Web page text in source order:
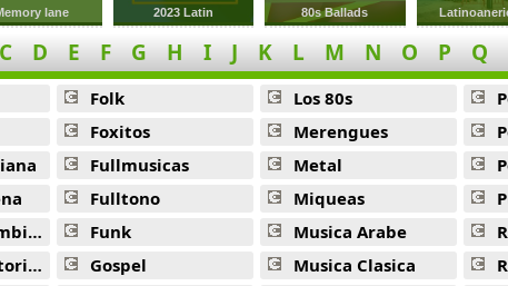
lane 2023 Latin 80s Ballads
C D E F G H I J K L M N O P Q
Folk
Foxitos
Fullmusicas
Fulltono
Funk
Gospel
Los 80s
Merengues
Metal
Miqueas
Musica Arabe
Musica Clasica